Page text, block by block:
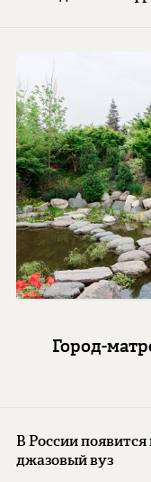
Город-
В России
джазовый вуз